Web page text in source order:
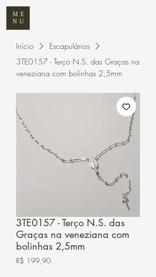
ME
NU
Início
Escapulários
3TE0157 - Terço N.S. das Graças na
veneziana com bolinhas 2,5mm
3TE0157 - Terço N.S. das
Graças na veneziana com
bolinhas 2,5mm
R$ 199,90Preço